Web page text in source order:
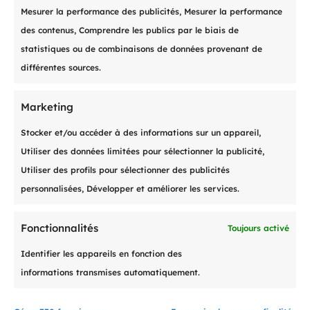
Mesurer la performance des publicités, Mesurer la performance
des contenus, Comprendre les publics par le biais de
statistiques ou de combinaisons de données provenant de
différentes sources.
Marketing
Stocker et/ou accéder à des informations sur un appareil,
Utiliser des données limitées pour sélectionner la publicité,
Utiliser des profils pour sélectionner des publicités
personnalisées, Développer et améliorer les services.
Fonctionnalités Toujours activé
Identifier les appareils en fonction des
informations transmises automatiquement.

Impression, mise sous pli,
expédition des factures, mise à
jour des postes ouverts, édition
des rappels